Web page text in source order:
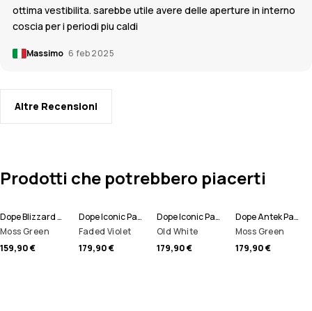
ottima vestibilita. sarebbe utile avere delle aperture in interno
coscia per i periodi piu caldi
Massimo 6 feb 2025
Altre Recensioni
Prodotti che potrebbero piacerti
Dope Blizzard W 2024 Pantaloni Snowboard Donna
Moss Green
159,90 €
Dope Iconic Pantaloni Snowboard Uomo
Faded Violet
179,90 €
Dope Iconic Pantaloni Snowboard Uomo
Old White
179,90 €
Dope Antek Pantaloni Snowboard Uomo
Moss Green
179,90 €